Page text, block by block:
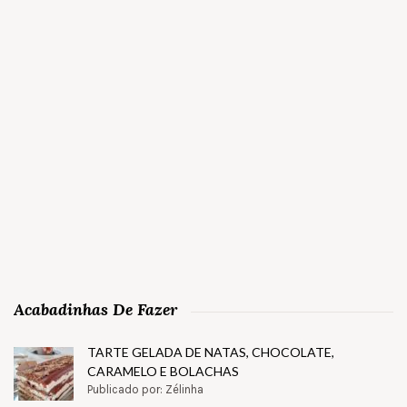
Acabadinhas De Fazer
TARTE GELADA DE NATAS, CHOCOLATE,
CARAMELO E BOLACHAS
Publicado por: Zélinha